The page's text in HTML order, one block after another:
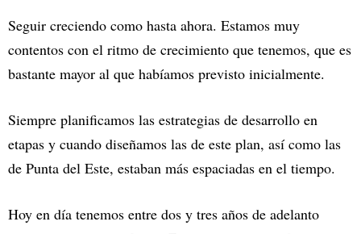
Seguir creciendo como hasta ahora. Estamos muy
contentos con el ritmo de crecimiento que tenemos, que es
bastante mayor al que habíamos previsto inicialmente.
Siempre planificamos las estrategias de desarrollo en
etapas y cuando diseñamos las de este plan, así como las
de Punta del Este, estaban más espaciadas en el tiempo.
Hoy en día tenemos entre dos y tres años de adelanto